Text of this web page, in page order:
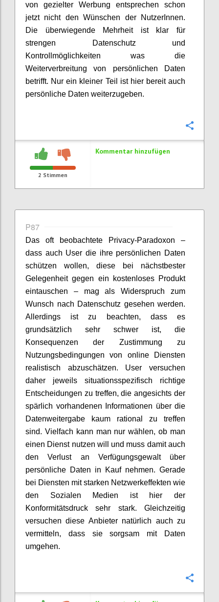
von gezielter Werbung entsprechen schon
jetzt nicht den Wünschen der NutzerInnen.
Die überwiegende Mehrheit ist klar für
strengen Datenschutz und
Kontrollmöglichkeiten was die
Weiterverbreitung von persönlichen Daten
betrifft. Nur ein kleiner Teil ist hier bereit auch
persönliche Daten weiterzugeben.
2 Stimmen
Kommentar hinzufügen
P87
Das oft beobachtete Privacy-Paradoxon –
dass auch User die ihre persönlichen Daten
schützen wollen, diese bei nächstbester
Gelegenheit gegen ein kostenloses Produkt
eintauschen – mag als Widerspruch zum
Wunsch nach Datenschutz gesehen werden.
Allerdings ist zu beachten, dass es
grundsätzlich sehr schwer ist, die
Konsequenzen der Zustimmung zu
Nutzungsbedingungen von online Diensten
realistisch abzuschätzen. User versuchen
daher jeweils situationsspezifisch richtige
Entscheidungen zu treffen, die angesichts der
spärlich vorhandenen Informationen über die
Datenweitergabe kaum rational zu treffen
sind. Vielfach kann man nur wählen, ob man
einen Dienst nutzen will und muss damit auch
den Verlust an Verfügungsgewalt über
persönliche Daten in Kauf nehmen. Gerade
bei Diensten mit starken Netzwerkeffekten wie
den Sozialen Medien ist hier der
Konformitätsdruck sehr stark. Gleichzeitig
versuchen diese Anbieter natürlich auch zu
vermitteln, dass sie sorgsam mit Daten
umgehen.